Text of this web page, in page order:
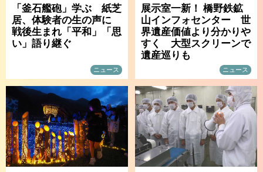
「釜石艦砲」学ぶ 紙芝
居、体験者の生の声に
戦後生まれ「平和」「思
い」語り継ぐ
ニュース
展示室一新！ 橋野鉄鉱
山インフォセンター 世
界遺産価値より分かりや
すく 大型スクリーンで
遺産巡りも
ニュース